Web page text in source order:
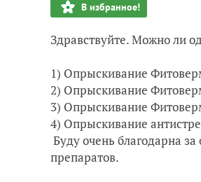
В избранное!
Здравствуйте. Можно ли
1) Опрыскивание
2) Опрыскивание
3) Опрыскивание
4) Опрыскивание
Буду очень благодарна
препаратов.